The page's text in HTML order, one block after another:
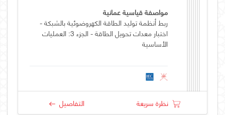
مواصفة قياسية عمانية
ربط أنظمة توليد الطاقة الكهروضوئية بالشبكة -
اختبار معدات تحويل الطاقة - الجزء 3: العمليات
الأساسية
نظرة سريعة التفاصيل